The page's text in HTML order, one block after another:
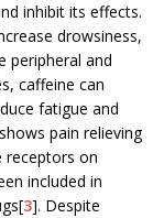
inhibit its effects.
drowsiness,
peripheral and
caffeine can
fatigue and
pain relieving
receptors on
included in
3]. Despite